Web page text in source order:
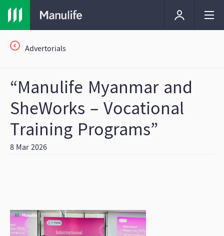
Advertorials
“Manulife Myanmar and
SheWorks – Vocational
Training Programs”
8 Mar 2026